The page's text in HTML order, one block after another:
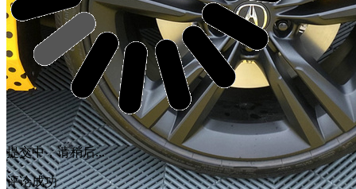
提交中，请稍后...
评论成功